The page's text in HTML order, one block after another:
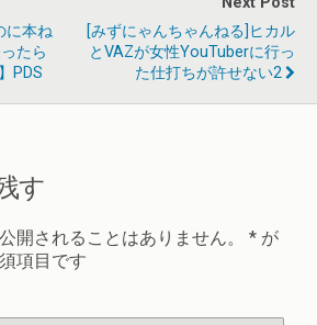
に本ね
たら
PDS
[みずにゃんちゃんねる]ヒカル
とVAZが女性YouTuberに行っ
た仕打ちが許せない2
す
開されることはありません。 * が
項目です